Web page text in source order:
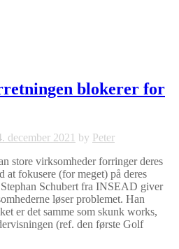
blokerer for
december 2021 by Peter
store virksomheder forringer deres
fokusere (for meget) på deres
Schubert fra INSEAD giver
løser problemet. Han
er det samme som skunk works,
(ref. den første Golf